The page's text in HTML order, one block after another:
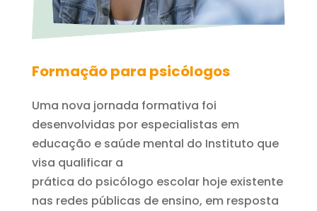
Formação para psicólogos
Uma nova jornada formativa foi
desenvolvidas por especialistas em
educação e saúde mental do Instituto que
visa qualificar a
prática do psicólogo escolar hoje existente
nas redes públicas de ensino, em resposta